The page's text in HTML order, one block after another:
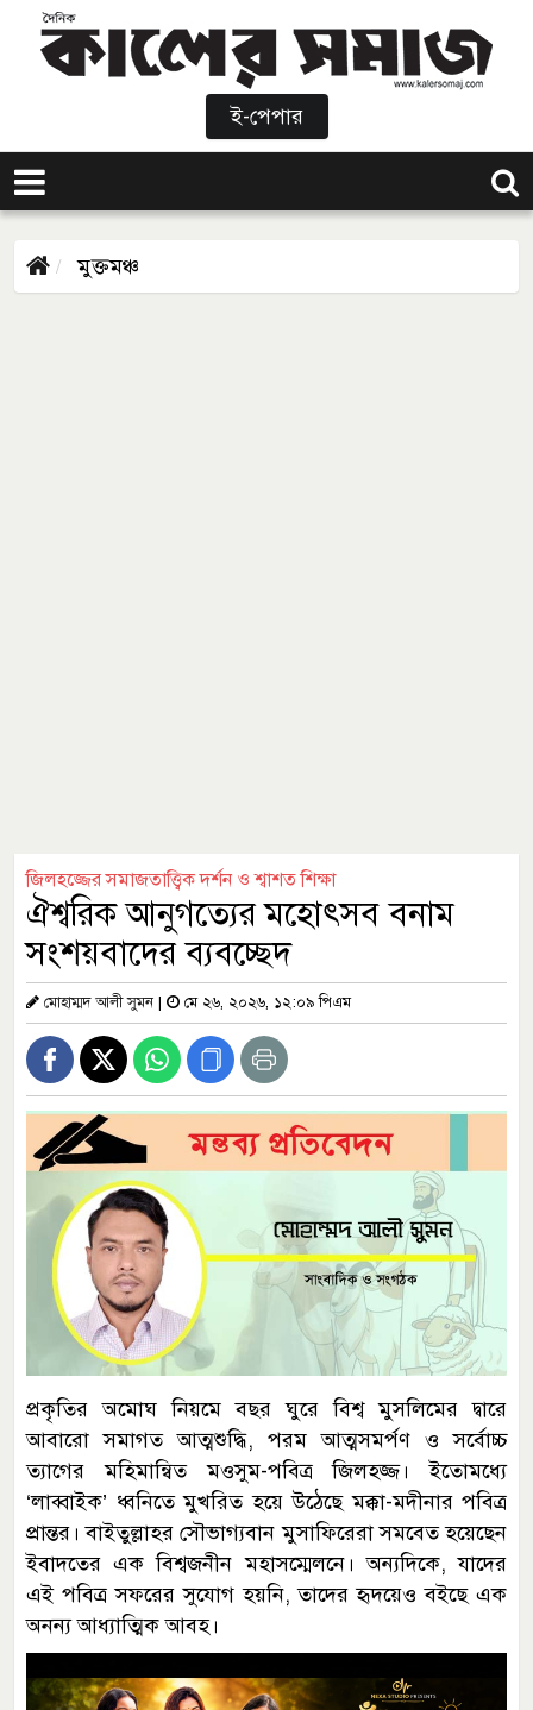
ই-পেপার
মুক্তমঞ্চ
জিলহজ্জের সমাজতাত্ত্বিক দর্শন ও শ্বাশত শিক্ষা
ঐশ্বরিক আনুগত্যের মহোৎসব বনাম
সংশয়বাদের ব্যবচ্ছেদ
মোহাম্মদ আলী সুমন | মে ২৬, ২০২৬, ১২:০৯ পিএম
প্রকৃতির অমোঘ নিয়মে বছর ঘুরে বিশ্ব মুসলিমের দ্বারে
আবারো সমাগত আত্মশুদ্ধি, পরম আত্মসমর্পণ ও সর্বোচ্চ
ত্যাগের মহিমান্বিত মওসুম-পবিত্র জিলহজ্জ। ইতোমধ্যে
‘লাব্বাইক’ ধ্বনিতে মুখরিত হয়ে উঠেছে মক্কা-মদীনার পবিত্র
প্রান্তর। বাইতুল্লাহর সৌভাগ্যবান মুসাফিরেরা সমবেত হয়েছেন
ইবাদতের এক বিশ্বজনীন মহাসম্মেলনে। অন্যদিকে, যাদের
এই পবিত্র সফরের সুযোগ হয়নি, তাদের হৃদয়েও বইছে এক
অনন্য আধ্যাত্মিক আবহ।